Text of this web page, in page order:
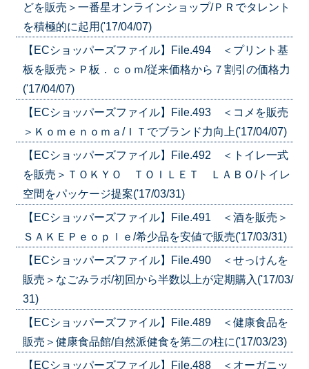
どを販売＞一番星オンラインショップ/ＰＲでタレント
を積極的に起用('17/04/07)
【ECショッパーズファイル】File.494 ＜プリント基
板を販売＞Ｐ板．ｃｏｍ/従来価格から７割引の価格力
('17/04/07)
【ECショッパーズファイル】File.493 ＜コメを販売
＞Ｋｏｍｅｎｏｍａ/ＩＴでブランド力向上('17/04/07)
【ECショッパーズファイル】File.492 ＜トイレ一式
を販売＞ＴＯＫＹＯ ＴＯＩＬＥＴ ＬＡＢＯ/トイレ
空間をパッケージ提案('17/03/31)
【ECショッパーズファイル】File.491 ＜酒を販売＞
ＳＡＫＥＰｅｏｐｌｅ/希少品を安値で販売('17/03/31)
【ECショッパーズファイル】File.490 ＜せっけんを
販売＞なごみラボ/初回から半数以上が定期購入('17/03/
31)
【ECショッパーズファイル】File.489 ＜健康食品を
販売＞健康食品館/自然派健食を第二の柱に('17/03/23)
【ECショッパーズファイル】File.488 ＜オーガニッ